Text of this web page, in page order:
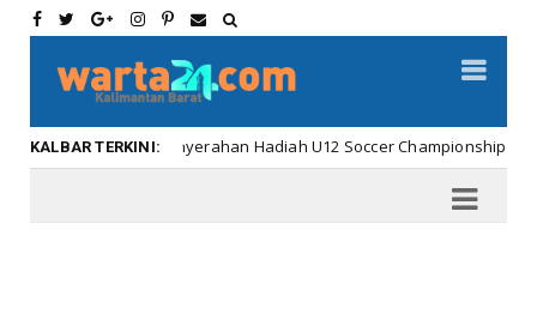
KALBAR TERKINI:
Meriahnya Penyerahan Hadiah U12 Soccer Championship ...